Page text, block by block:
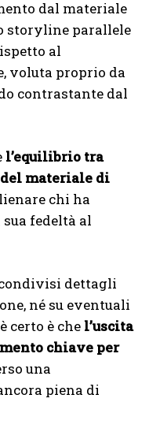
dal materiale
storyline parallele
al
voluta proprio da
contrastante dal
l’equilibrio tra
materiale di
chi ha
fedeltà al
dettagli
né su eventuali
certo è che l’uscita
chiave per
una
piena di